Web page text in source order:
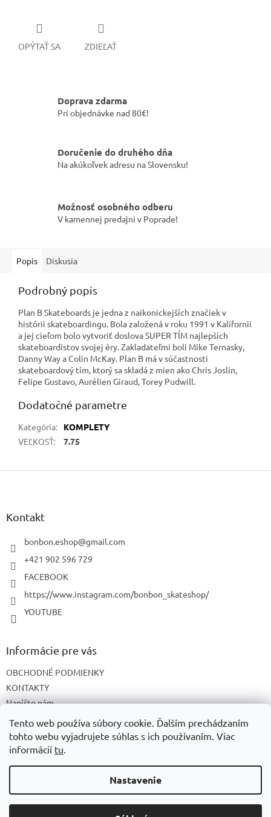
Tento web používa súbory cookie. Ďalším prechádzaním
tohto webu vyjadrujete súhlas s ich používaním. Viac
informácií tu.
Nastavenie
OPÝTAŤ SA ZDIEĽAŤ
Doprava zdarma
Pri objednávke nad 80€!
Doručenie do druhého dňa
Na akúkoľvek adresu na Slovensku!
Možnosť osobného odberu
V kamennej predajni v Poprade!
Popis Diskusia
Podrobný popis
Plan B Skateboards je jedna z naikonickejších značiek v
histórii skateboardingu. Bola založená v roku 1991 v Kalifornii
a jej cieľom bolo vytvoriť doslova SUPER TÍM najlepších
skateboardistov svojej éry. Zakladateľmi boli Mike Ternasky,
Danny Way a Colin McKay. Plan B má v súčastnosti
skateboardový tím, ktorý sa skladá z mien ako Chris Joslin,
Felipe Gustavo, Aurélien Giraud, Torey Pudwill.
Dodatočné parametre
Kategória:
KOMPLETY
VEĽKOSŤ: 7.75
Z
Kontakt
bonbon.eshop@gmail.com
+421 902 596 729
FACEBOOK
https://www.instagram.com/bonbon_skateshop/
YOUTUBE
Informácie pre vás
OBCHODNÉ PODMIENKY
KONTAKTY
Napíšte nám
Vytvoril Shoptet
Copyright 2026BonBon skateshop. Všetky práva vyhradené.